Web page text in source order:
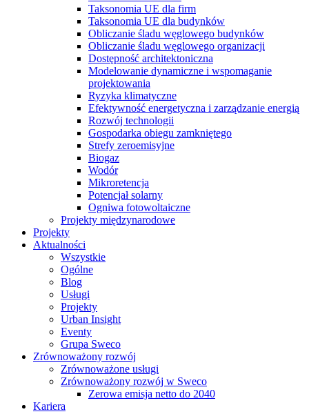
Taksonomia UE dla firm
Taksonomia UE dla budynków
Obliczanie śladu węglowego budynków
Obliczanie śladu węglowego organizacji
Dostępność architektoniczna
Modelowanie dynamiczne i wspomaganie
projektowania
Ryzyka klimatyczne
Efektywność energetyczna i zarządzanie energią
Rozwój technologii
Gospodarka obiegu zamkniętego
Strefy zeroemisyjne
Biogaz
Wodór
Mikroretencja
Potencjał solarny
Ogniwa fotowoltaiczne
Projekty międzynarodowe
Projekty
Aktualności
Wszystkie
Ogólne
Blog
Usługi
Projekty
Urban Insight
Eventy
Grupa Sweco
Zrównoważony rozwój
Zrównoważone usługi
Zrównoważony rozwój w Sweco
Zerowa emisja netto do 2040
Kariera